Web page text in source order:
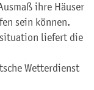
ihre Häuser
sein können.
liefert die
Wetterdienst